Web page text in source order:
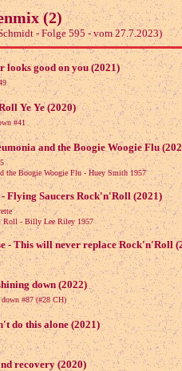
(2)
- Folge 595 - vom 27.7.2023)
looks good on you (2021)
Ye Ye (2020)
#41
and the Boogie Woogie Flu
Boogie Woogie Flu - Huey Smith 1957
Flying Saucers Rock'n'Roll (2021)
- Billy Lee Riley 1957
- This will never replace Rock'n'Roll
down (2022)
#87 (#28 CH)
do this alone (2021)
recovery (2020)